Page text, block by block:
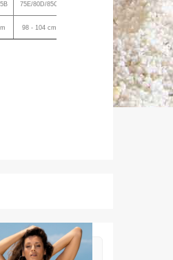
75E/80D/85C
98 - 104 cm